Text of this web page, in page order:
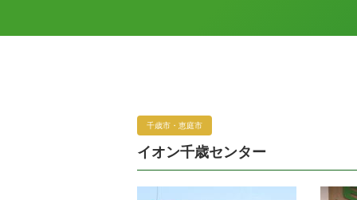
千歳市・恵庭市
イオン千歳センター